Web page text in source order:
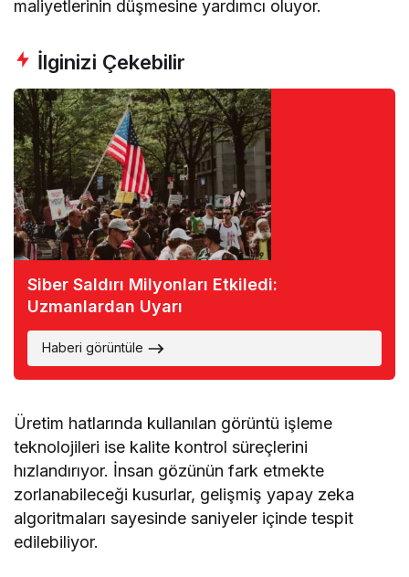
maliyetlerinin düşmesine yardımcı oluyor.
İlginizi Çekebilir
Siber Saldırı Milyonları Etkiledi:
Uzmanlardan Uyarı
Haberi görüntüle
Üretim hatlarında kullanılan görüntü işleme
teknolojileri ise kalite kontrol süreçlerini
hızlandırıyor. İnsan gözünün fark etmekte
zorlanabileceği kusurlar, gelişmiş yapay zeka
algoritmaları sayesinde saniyeler içinde tespit
edilebiliyor.